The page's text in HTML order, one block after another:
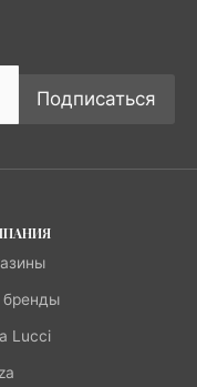
Подписаться
бренды
Lucci